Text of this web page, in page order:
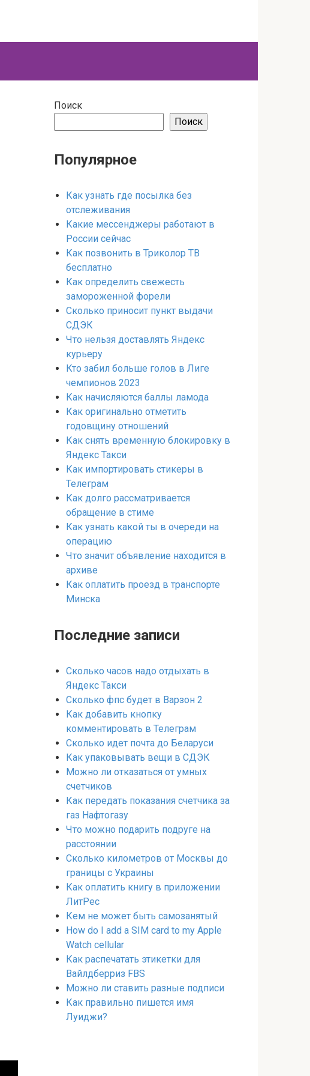
Поиск
Поиск
Популярное
Как узнать где посылка без
отслеживания
Какие мессенджеры работают в
России сейчас
Как позвонить в Триколор ТВ
бесплатно
Как определить свежесть
замороженной форели
Сколько приносит пункт выдачи
СДЭК
Что нельзя доставлять Яндекс
курьеру
Кто забил больше голов в Лиге
чемпионов 2023
Как начисляются баллы ламода
Как оригинально отметить
годовщину отношений
Как снять временную блокировку в
Яндекс Такси
Как импортировать стикеры в
Телеграм
Как долго рассматривается
обращение в стиме
Как узнать какой ты в очереди на
операцию
Что значит объявление находится в
архиве
Как оплатить проезд в транспорте
Минска
Последние записи
Сколько часов надо отдыхать в
Яндекс Такси
Сколько фпс будет в Варзон 2
Как добавить кнопку
комментировать в Телеграм
Сколько идет почта до Беларуси
Как упаковывать вещи в СДЭК
Можно ли отказаться от умных
счетчиков
Как передать показания счетчика за
газ Нафтогазу
Что можно подарить подруге на
расстоянии
Сколько километров от Москвы до
границы с Украины
Как оплатить книгу в приложении
ЛитРес
Кем не может быть самозанятый
How do I add a SIM card to my Apple
Watch cellular
Как распечатать этикетки для
Вайлдберриз FBS
Можно ли ставить разные подписи
Как правильно пишется имя
Луиджи?